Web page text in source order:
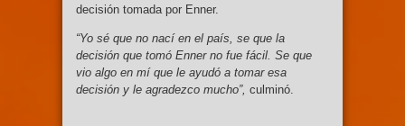
decisión tomada por Enner.
“Yo sé que no nací en el país, se que la
decisión que tomó Enner no fue fácil. Se que
vio algo en mí que le ayudó a tomar esa
decisión y le agradezco mucho”, culminó.